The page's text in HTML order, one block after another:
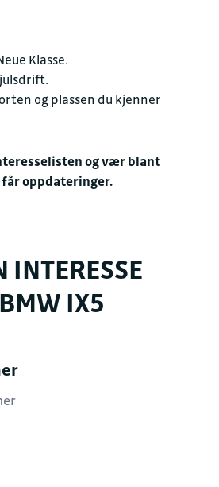
Klasse.
og plassen du kjenner
og vær blant
oppdateringer.
INTERESSE
IX5